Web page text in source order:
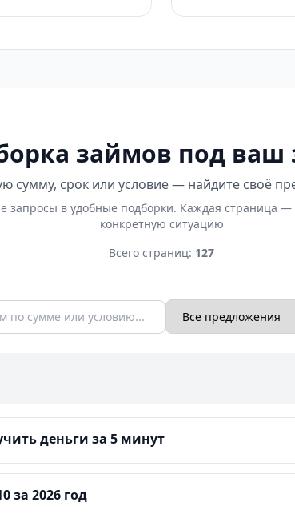
займов под ваш
сумму, срок или условие — найдите своё
запросы в удобные подборки. Каждая страница —
конкретную ситуацию
Всего страниц: 127
деньги за 5 минут
за 2026 год